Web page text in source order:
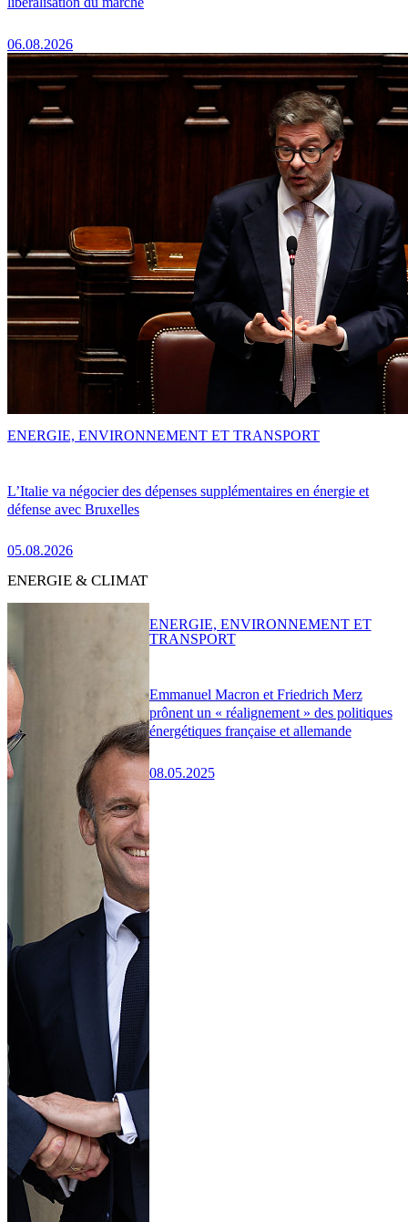
06.08.2026
L’Italie va négocier des dépenses supplémentaires en énergie et
défense avec Bruxelles
05.08.2026
ENERGIE, ENVIRONNEMENT ET TRANSPORT
ENERGIE & CLIMAT
Emmanuel Macron et Friedrich Merz
prônent un « réalignement » des politiques
énergétiques française et allemande
08.05.2025
ENERGIE, ENVIRONNEMENT ET
TRANSPORT